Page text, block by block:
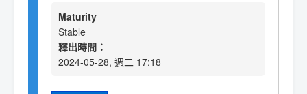
Maturity
Stable
釋出時間：
2024-05-28, 週二 17:18